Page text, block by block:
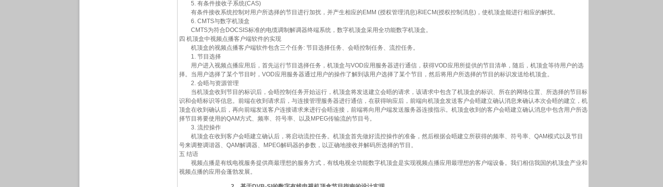
5. 有条件接收子系统(CAS)
有条件接收系统控制对用户所选择的节目进行加扰，并产生相应的EMM (授权管理消息)和ECM(授权控制消息)，使机顶盒能进行相应的解扰。
6. CMTS与数字机顶盒
CMTS为符合DOCSIS标准的电缆调制解调器终端系统，数字机顶盒采用全功能数字机顶盒。
四 机顶盒中视频点播客户端软件的实现
机顶盒的视频点播客户端软件包含三个任务: 节目选择任务、会晤控制任务、流控任务。
1. 节目选择
用户进入视频点播应用后，首先运行节目选择任务，机顶盒与VOD应用服务器进行通信，获得VOD应用所提供的节目清单，随后，机顶盒等待用户的选
择。当用户选择了某个节目时，VOD应用服务器通过用户的操作了解到该用户选择了某个节目，然后将用户所选择的节目的标识发送给机顶盒。
2. 会晤与资源管理
当机顶盒收到节目的标识后，会晤控制任务开始运行，机顶盒将发送建立会晤的请求，该请求中包含了机顶盒的标识、所在的网络位置、所选择的节目标
识和会晤标识等信息。前端在收到请求后，与连接管理服务器进行通信，在获得响应后，前端向机顶盒发送客户会晤建立确认消息来确认本次会晤的建立，机
顶盒在收到确认后，再向前端发送客户连接请求来进行会晤连接，前端将向用户端发送服务器连接指示。机顶盒收到的客户会晤建立确认消息中包含用户所选
择节目将要使用的QAM方式、频率、符号率、以及MPEG传输流的节目号。
3. 流控操作
机顶盒在收到客户会晤建立确认后，将启动流控任务。机顶盒首先做好流控操作的准备，然后根据会晤建立所获得的频率、符号率、QAM模式以及节目
号来调整调谐器、QAM解调器、MPEG解码器的参数，以正确地接收并解码所选择的节目。
五 结语
视频点播是有线电视服务提供商最理想的服务方式，有线电视全功能数字机顶盒是实现视频点播应用最理想的客户端设备。我们相信我国的机顶盒产业和
视频点播的应用会蓬勃发展。